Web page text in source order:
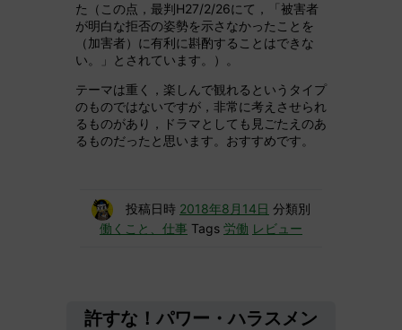
た（この点，最判H27/2/26にて，「被害者
が明白な拒否の姿勢を示さなかったことを
（加害者）に有利に斟酌することはできな
い。」とされています。）。
テーマは重く，楽しんで観れるというタイプ
のものではないですが，非常に考えさせられ
るものがあり，ドラマとしても見ごたえのあ
るものだったと思います。おすすめです。
投稿日時 2018年8月14日 分類別
働くこと、仕事 Tags 労働 レビュー
許すな！パワー・ハラスメン